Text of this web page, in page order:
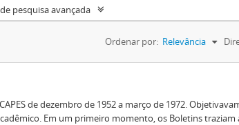
pesquisa avançada
Ordenar por: Relevância
de dezembro de 1952 a março de 1972.
Em um primeiro momento, os Boletins traziam